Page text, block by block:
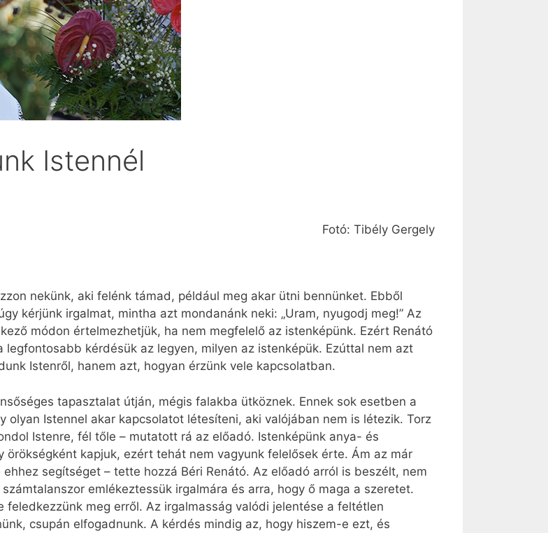
Istennél
Fotó: Tibély Gergely
nekünk, aki felénk támad, például meg akar ütni bennünket. Ebből
kérjünk irgalmat, mintha azt mondanánk neki: „Uram, nyugodj meg!” Az
módon értelmezhetjük, ha nem megfelelő az isten­képünk. Ezért Renátó
kérdésük az legyen, milyen az istenképük. Ezúttal nem azt
Istenről, hanem azt, hogyan érzünk vele kapcsolatban.
tapasztalat útján, mégis falakba ütköznek. Ennek sok esetben a
olyan Istennel akar kapcsolatot létesíteni, aki valójában nem is létezik. Torz
Istenre, fél tőle – mutatott rá az előadó. Istenképünk anya- és
kapjuk, ezért tehát nem vagyunk felelősek érte. Ám az már
segítséget – tette hozzá Béri Renátó. Az előadó arról is beszélt, nem
emlékeztessük irgalmára és arra, hogy ő maga a szeretet.
feledkezzünk meg erről. Az irgalmasság valódi jelentése a feltétlen
csupán elfogadnunk. A kérdés mindig az, hogy hiszem-e ezt, és